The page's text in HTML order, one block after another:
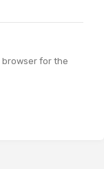
browser for the